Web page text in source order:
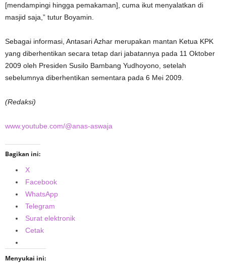
[mendampingi hingga pemakaman], cuma ikut menyalatkan di
masjid saja,” tutur Boyamin.
Sebagai informasi, Antasari Azhar merupakan mantan Ketua KPK
yang diberhentikan secara tetap dari jabatannya pada 11 Oktober
2009 oleh Presiden Susilo Bambang Yudhoyono, setelah
sebelumnya diberhentikan sementara pada 6 Mei 2009.
(Redaksi)
www.youtube.com/@anas-aswaja
Bagikan ini:
X
Facebook
WhatsApp
Telegram
Surat elektronik
Cetak
Menyukai ini: